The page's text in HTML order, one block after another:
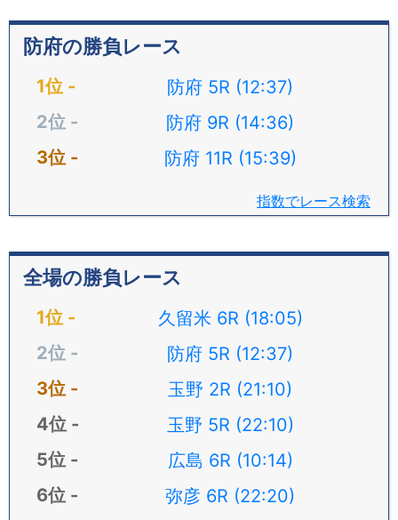
防府の勝負レース
防府 5R (12:37)
防府 9R (14:36)
防府 11R (15:39)
指数でレース検索
全場の勝負レース
久留米 6R (18:05)
防府 5R (12:37)
玉野 2R (21:10)
玉野 5R (22:10)
広島 6R (10:14)
弥彦 6R (22:20)